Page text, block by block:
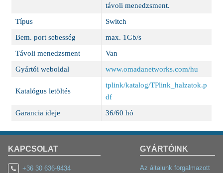
távoli menedzsment.
Típus
Switch
Bem. port sebesség
max. 1Gb/s
Távoli menedzsment
Van
Gyártói weboldal
www.omadanetworks.com/hu
Katalógus letöltés
tplink/katalog/TPlink_halzatok.p
df
Garancia ideje
36/60 hó
KAPCSOLAT
+36 30 636-9434
GYÁRTÓINK
Az általunk forgalmazott